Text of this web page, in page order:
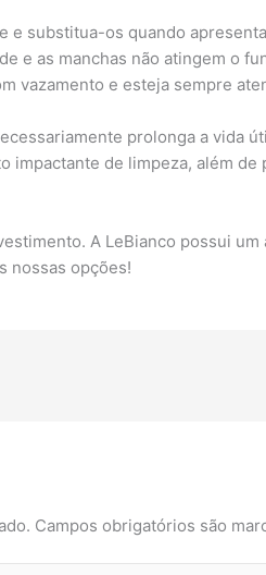
substitua-os quando
e as manchas não atingem o
vazamento e esteja sempre
prolonga a vida
impactante de limpeza, além
A LeBianco possui
nossas opções!
Campos obrigatórios são